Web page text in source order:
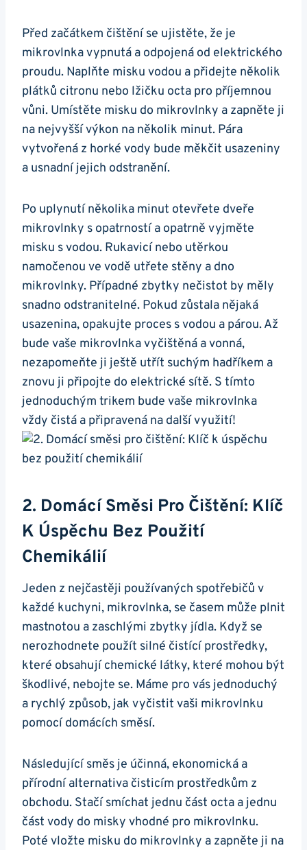
Před začátkem čištění ⁢se ujistěte,⁢ že je
mikrovlnka vypnutá‍ a odpojená od elektrického
⁢proudu.​ Naplňte misku vodou a přidejte ⁢několik
plátků citronu nebo lžičku octa‌ pro příjemnou
vůni. Umístěte misku do mikrovlnky ‌a zapněte ji
na ⁣nejvyšší výkon na několik​ minut. ⁣Pára‍
vytvořená z horké vody bude ‍měkčit usazeniny
a⁤ usnadní jejich odstranění.
Po uplynutí‍ několika minut otevřete dveře⁤
mikrovlnky s⁤ opatrností a opatrně ⁢vyjměte
misku s ⁢vodou.​ Rukavicí nebo utěrkou⁤
namočenou ve vodě utřete stěny a dno
mikrovlnky. Případné zbytky nečistot by měly
snadno⁤ odstranitelné. Pokud zůstala​ nějaká
usazenina, opakujte proces s vodou a⁢ párou. Až
bude vaše mikrovlnka ‌vyčištěná a ⁣vonná,
nezapomeňte ji ještě utřít suchým ‌hadříkem a
znovu ji připojte ⁢do elektrické sítě. S tímto⁤
jednoduchým trikem bude vaše mikrovlnka
‌vždy čistá a připravená na další využití!
2. Domácí Směsi ‍pro Čištění:​ Klíč
K Úspěchu Bez Použití
Chemikálií
Jeden z​ nejčastěji používaných spotřebičů v
každé kuchyni, mikrovlnka, se časem může⁣ plnit‍
mastnotou a zaschlými zbytky jídla. ​Když se
nerozhodnete použít silné čistící prostředky,
které obsahují⁣ chemické látky, které mohou být
‌škodlivé, nebojte se. Máme pro vás jednoduchý
a rychlý⁣ způsob,⁣ jak‍ vyčistit vaši mikrovlnku
pomocí domácích směsí.
Následující‌ směs je účinná, ‍ekonomická a
přírodní alternativa čisticím prostředkům z
obchodu.​ Stačí smíchat​ jednu část octa⁢ a jednu
část vody ‌do misky vhodné‍ pro ⁤mikrovlnku.
Poté vložte misku do mikrovlnky a zapněte ji na‌